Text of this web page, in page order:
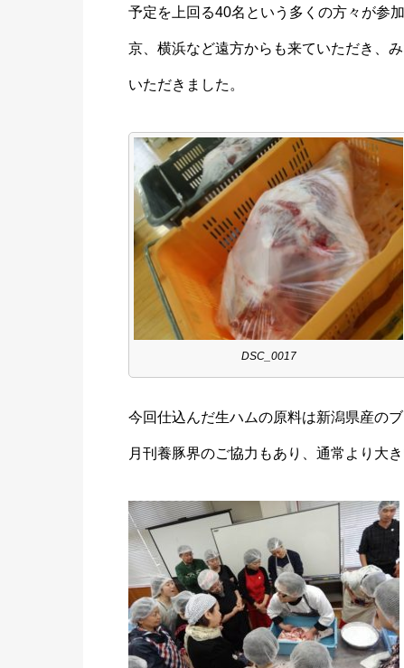
予定を上回る40名という多くの方々が参
京、横浜など遠方からも来ていただき、
いただきました。
DSC_0017
今回仕込んだ生ハムの原料は新潟県産のブ
月刊養豚界のご協力もあり、通常より大